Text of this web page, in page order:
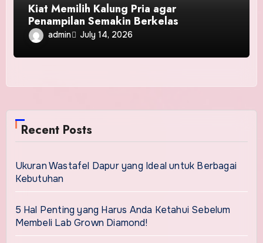
Kiat Memilih Kalung Pria agar
Penampilan Semakin Berkelas
admin July 14, 2026
Recent Posts
Ukuran Wastafel Dapur yang Ideal untuk Berbagai
Kebutuhan
5 Hal Penting yang Harus Anda Ketahui Sebelum
Membeli Lab Grown Diamond!